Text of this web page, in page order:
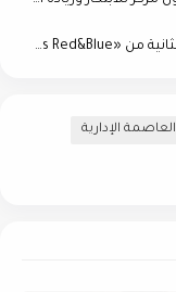
محمد حمدي : «مزايا للتطوير» تطرح المرحلة الثانية من «Gemini Towers Red&Blue» بمبيعات مستهدفة 700 مليون جنيه
العاصمة الإدارية